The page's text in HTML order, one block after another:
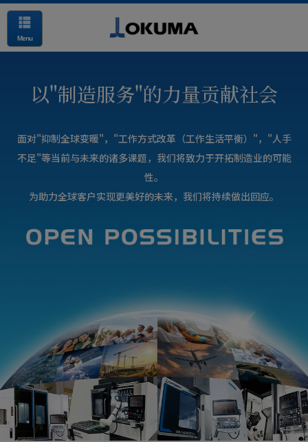
Menu
以"制造服务"的力量贡献社会
面对"抑制全球变暖"，"工作方式改革（工作生活平衡）"，"人手
不足"等当前与未来的诸多课题，我们将致力于开拓制造业的可能
性。
为助力全球客户实现更美好的未来，我们将持续做出回应。